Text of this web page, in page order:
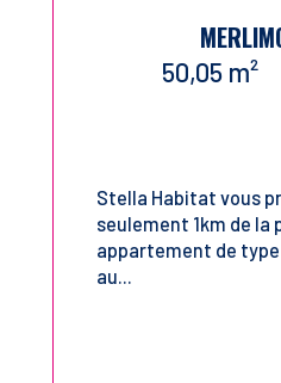
50,05 m²
Stella Habitat vous
seulement 1km de la
appartement de type
au...